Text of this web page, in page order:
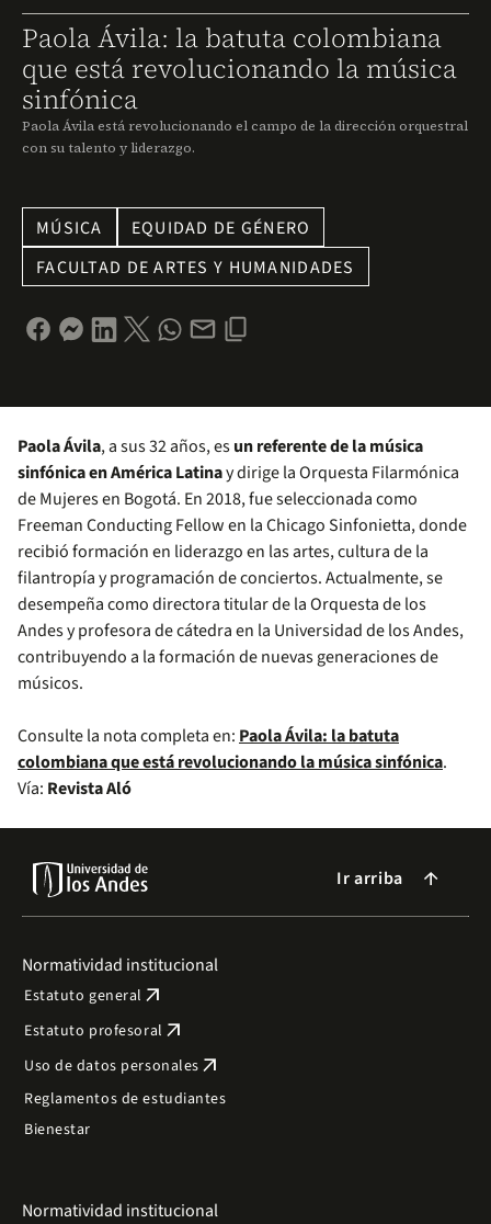
Paola Ávila: la batuta colombiana
que está revolucionando la música
sinfónica
Paola Ávila está revolucionando el campo de la dirección orquestral
con su talento y liderazgo.
MÚSICA
EQUIDAD DE GÉNERO
FACULTAD DE ARTES Y HUMANIDADES
Paola Ávila, a sus 32 años, esun referente de la música
sinfónica en América Latinay dirige la Orquesta Filarmónica
de Mujeres en Bogotá. En 2018, fue seleccionada como
Freeman Conducting Fellow en la Chicago Sinfonietta, donde
recibió formación en liderazgo en las artes, cultura de la
filantropía y programación de conciertos. Actualmente, se
desempeña como directora titular de la Orquesta de los
Andes y profesora de cátedra en la Universidad de los Andes,
contribuyendo a la formación de nuevas generaciones de
músicos.
Consulte la nota completa en: Paola Ávila: la batuta
colombiana que está revolucionando la música sinfónica.
Vía: Revista Aló
Ir arriba arrow_forward
Normatividad institucional
Estatuto general arrow_outward
Estatuto profesoral arrow_outward
Uso de datos personales arrow_outward
Reglamentos de estudiantes
Bienestar
Normatividad institucional